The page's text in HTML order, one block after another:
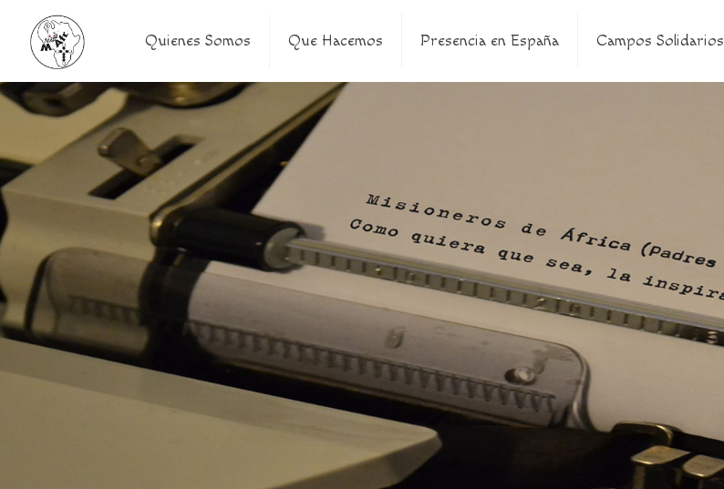
Quienes Somos Que Hacemos Presencia en España Campos Solidarios